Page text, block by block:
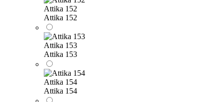
Attika 152
Attika 152
Attika 153
Attika 153
Attika 154
Attika 154